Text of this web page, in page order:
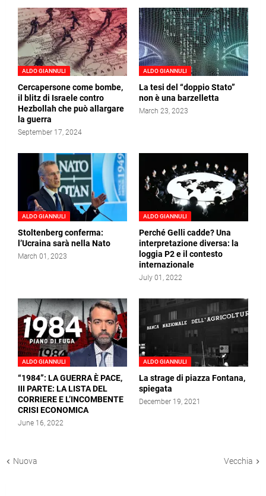
ALDO GIANNULI
Cercapersone come bombe,
il blitz di Israele contro
Hezbollah che può allargare
la guerra
September 17, 2024
ALDO GIANNULI
La tesi del “doppio Stato”
non è una barzelletta
March 23, 2023
ALDO GIANNULI
Stoltenberg conferma:
l’Ucraina sarà nella Nato
March 01, 2023
ALDO GIANNULI
Perché Gelli cadde? Una
interpretazione diversa: la
loggia P2 e il contesto
internazionale
July 01, 2022
ALDO GIANNULI
“1984”: LA GUERRA È PACE,
III PARTE: LA LISTA DEL
CORRIERE E L’INCOMBENTE
CRISI ECONOMICA
June 16, 2022
ALDO GIANNULI
La strage di piazza Fontana,
spiegata
December 19, 2021
Nuova Vecchia